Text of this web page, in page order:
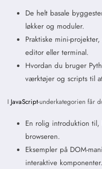
De helt basale
løkker og moduler.
Praktiske mini-
editor eller terminal.
Hvordan du bruger
værktøjer og scripts til
I JavaScript-underkategorien får
En rolig introduktion til,
browseren.
Eksempler på DOM-
interaktive komponenter.